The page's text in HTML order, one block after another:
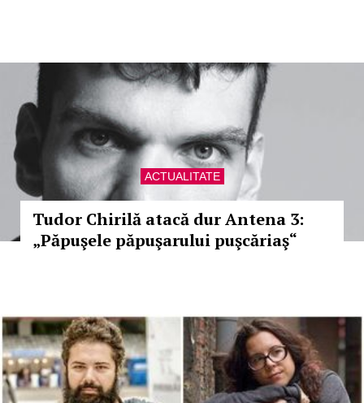
ACTUALITATE
Tudor Chirilă atacă dur Antena 3:
„Păpuşele păpuşarului puşcăriaş“